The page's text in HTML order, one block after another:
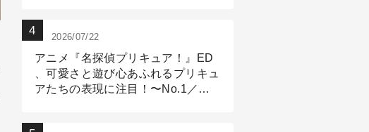
2026/07/22
アニメ『名探偵プリキュア！』ED
、可愛さと遊び心あふれるプリキュ
アたちの表現に注目！〜No.1／演